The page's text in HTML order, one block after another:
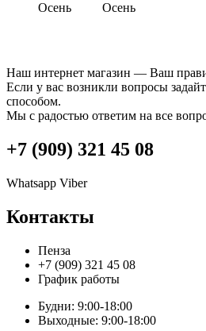
Осень
Осень
Наш интернет магазин — Ваш
Если у вас возникли вопросы
способом.
Мы с радостью ответим на все
+7 (909) 321 45 08
Whatsapp Viber
Контакты
Пенза
+7 (909) 321 45 08
График работы
Будни: 9:00-18:00
Выходные: 9:00-18:00